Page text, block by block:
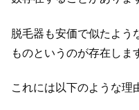
脱毛器も安価で似たよう
ものというのが存在しま
これには以下のような理